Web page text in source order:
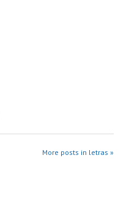
More posts in letras »